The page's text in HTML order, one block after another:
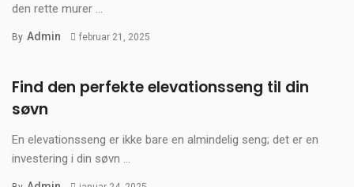
den rette murer ...
By Admin februar 21, 2025
Find den perfekte elevationsseng til din
søvn
En elevationsseng er ikke bare en almindelig seng; det er en
investering i din søvn ...